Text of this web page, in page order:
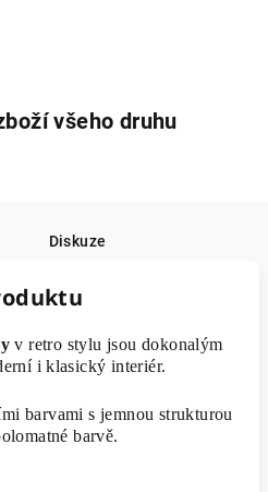
všeho druhu
Diskuze
v retro stylu jsou dokonalým
i klasický interiér.
barvami s jemnou strukturou
barvě.